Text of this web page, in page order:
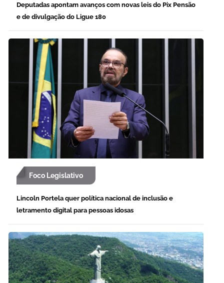
Deputadas apontam avanços com novas leis do Pix Pensão
e de divulgação do Ligue 180
Foco Legislativo
Lincoln Portela quer política nacional de inclusão e
letramento digital para pessoas idosas